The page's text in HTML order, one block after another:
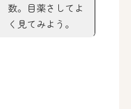
数。目薬さしてよ
く見てみよう。